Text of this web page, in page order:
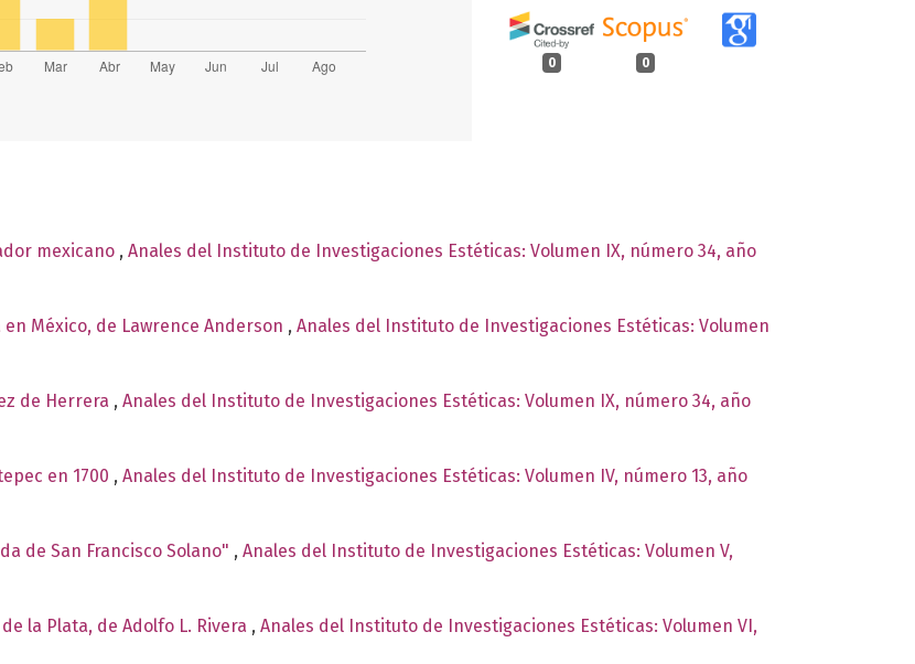
0 0
mexicano , Anales del Instituto de Investigaciones Estéticas: Volumen IX, número 34, año
México, de Lawrence Anderson , Anales del Instituto de Investigaciones Estéticas: Volumen
de Herrera , Anales del Instituto de Investigaciones Estéticas: Volumen IX, número 34, año
en 1700 , Anales del Instituto de Investigaciones Estéticas: Volumen IV, número 13, año
de San Francisco Solano" , Anales del Instituto de Investigaciones Estéticas: Volumen V,
la Plata, de Adolfo L. Rivera , Anales del Instituto de Investigaciones Estéticas: Volumen VI,